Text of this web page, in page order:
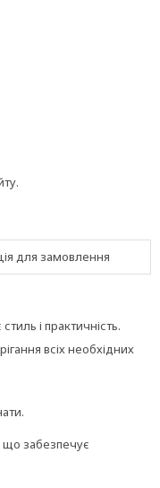
для замовлення
і практичність.
всіх необхідних
що забезпечує